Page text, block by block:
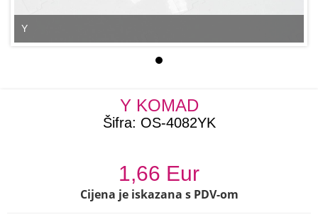
Y
Y KOMAD
Šifra: OS-4082YK
1,66 Eur
Cijena je iskazana s PDV-om